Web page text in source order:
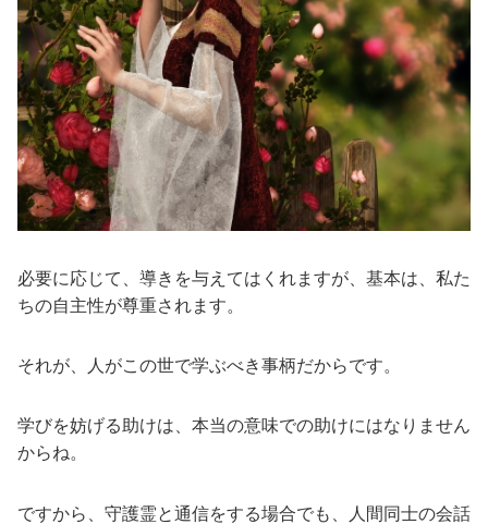
必要に応じて、導きを与えてはくれますが、基本は、私た
ちの自主性が尊重されます。
それが、人がこの世で学ぶべき事柄だからです。
学びを妨げる助けは、本当の意味での助けにはなりません
からね。
ですから、守護霊と通信をする場合でも、人間同士の会話